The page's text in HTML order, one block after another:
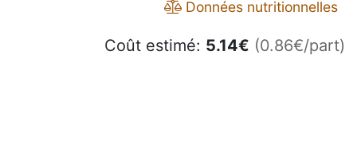
Données nutritionnelles
Coût estimé: 5.14€ (0.86€/part)